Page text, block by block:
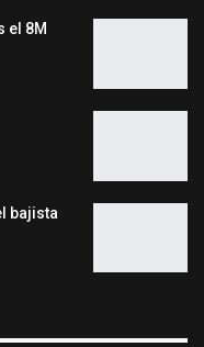
el 8M
bajista